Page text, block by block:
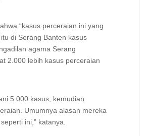
“kasus perceraian ini yang
di Serang Banten kasus
agama Serang
2.000 lebih kasus perceraian
5.000 kasus, kemudian
Umumnya alasan mereka
ini,” katanya.